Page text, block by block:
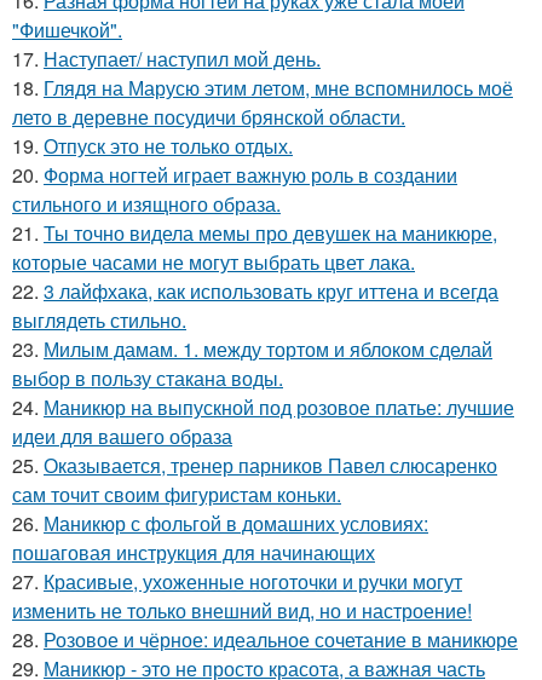
"Фишечкой".
17. Наступает/ наступил мой день.
18. Глядя на Марусю этим летом, мне вспомнилось моё
лето в деревне посудичи брянской области.
19. Отпуск это не только отдых.
20. Форма ногтей играет важную роль в создании
стильного и изящного образа.
21. Ты точно видела мемы про девушек на маникюре,
которые часами не могут выбрать цвет лака.
22. 3 лайфхака, как использовать круг иттена и всегда
выглядеть стильно.
23. Милым дамам. 1. между тортом и яблоком сделай
выбор в пользу стакана воды.
24. Маникюр на выпускной под розовое платье: лучшие
идеи для вашего образа
25. Оказывается, тренер парников Павел слюсаренко
сам точит своим фигуристам коньки.
26. Маникюр с фольгой в домашних условиях:
пошаговая инструкция для начинающих
27. Красивые, ухоженные ноготочки и ручки могут
изменить не только внешний вид, но и настроение!
28. Розовое и чёрное: идеальное сочетание в маникюре
29. Маникюр - это не просто красота, а важная часть